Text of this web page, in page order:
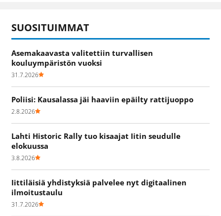
SUOSITUIMMAT
Asemakaavasta valitettiin turvallisen
kouluympäristön vuoksi
31.7.2026
Poliisi: Kausalassa jäi haaviin epäilty rattijuoppo
2.8.2026
Lahti Historic Rally tuo kisaajat Iitin seudulle
elokuussa
3.8.2026
Iittiläisiä yhdistyksiä palvelee nyt digitaalinen
ilmoitustaulu
31.7.2026